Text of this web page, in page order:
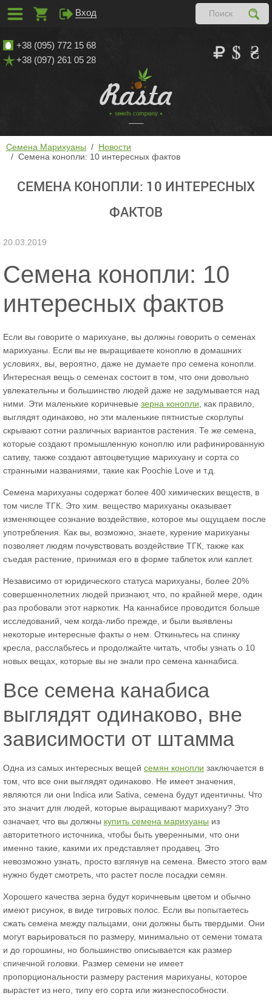
+38 (095) 772 15 68
+38 (097) 261 05 28
Семена Марихуаны
Новости
Семена конопли: 10 интересных фактов
СЕМЕНА КОНОПЛИ: 10 ИНТЕРЕСНЫХ
ФАКТОВ
20.03.2019
Семена конопли: 10
интересных фактов
Если вы говорите о марихуане, вы должны говорить о семенах
марихуаны. Если вы не выращиваете коноплю в домашних
условиях, вы, вероятно, даже не думаете про семена конопли.
Интересная вещь о семенах состоит в том, что они довольно
увлекательны и большинство людей даже не задумывается над
ними. Эти маленькие коричневые зерна конопли , как правило,
выглядят одинаково, но эти маленькие пятнистые скорлупы
скрывают сотни различных вариантов растения. Те же семена,
которые создают промышленную коноплю или рафинированную
сативу, также создают автоцветущие марихуану и сорта со
странными названиями, такие как Poochie Love и т.д.
Семена марихуаны содержат более 400 химических веществ, в
том числе ТГК. Это хим. вещество марихуаны оказывает
изменяющее сознание воздействие, которое мы ощущаем после
употребления. Как вы, возможно, знаете, курение марихуаны
позволяет людям почувствовать воздействие ТГК, также как
съедая растение, принимая его в форме таблеток или каплет.
Независимо от юридического статуса марихуаны, более 20%
совершеннолетних людей признают, что, по крайней мере, один
раз пробовали этот наркотик. На каннабисе проводится больше
исследований, чем когда-либо прежде, и были выявлены
некоторые интересные факты о нем. Откиньтесь на спинку
кресла, расслабьтесь и продолжайте читать, чтобы узнать о 10
новых вещах, которые вы не знали про семена каннабиса.
Все семена канабиса
выглядят одинаково, вне
зависимости от штамма
Одна из самых интересных вещей семян конопли заключается в
том, что все они выглядят одинаково. Не имеет значения,
являются ли они Indica или Sativa, семена будут идентичны. Что
это значит для людей, которые выращивают марихуану? Это
означает, что вы должны купить семена марихуаны из
авторитетного источника, чтобы быть уверенными, что они
именно такие, какими их представляет продавец. Это
невозможно узнать, просто взглянув на семена. Вместо этого вам
нужно будет смотреть, что растет после посадки семян.
Хорошего качества зерна будут коричневым цветом и обычно
имеют рисунок, в виде тигровых полос. Если вы попытаетесь
сжать семена между пальцами, они должны быть твердыми. Они
могут варьироваться по размеру, минимально от семени томата
и до горошины, но большинство описывается как размер
спичечной головки. Размер семени не имеет
пропорциональности размеру растения марихуаны, которое
вырастет из него, типу его сорта или жизнеспособности.
Вход